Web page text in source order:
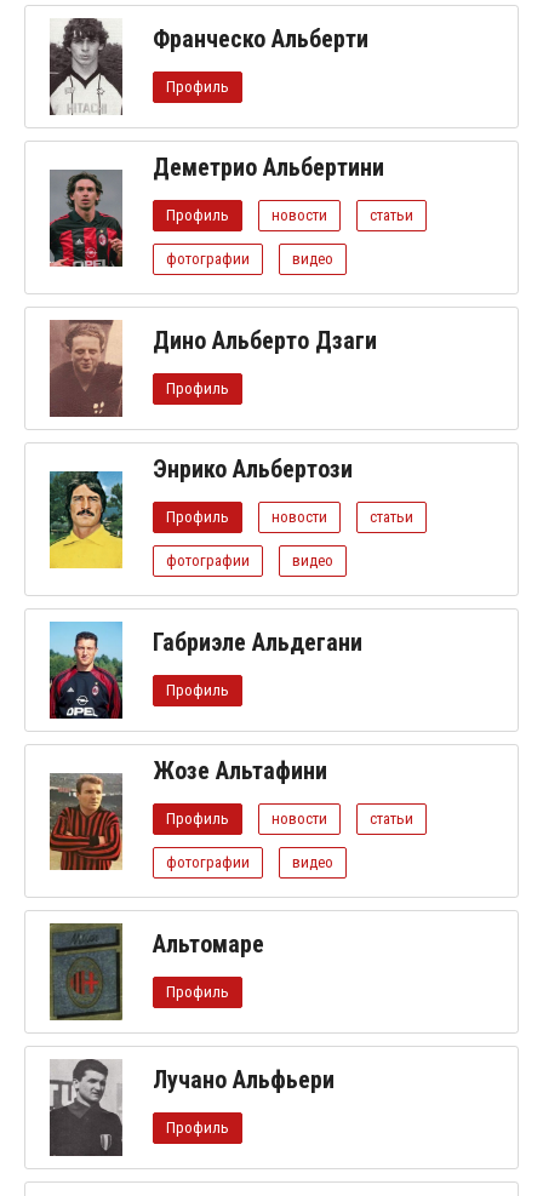
Франческо Альберти
Профиль
Деметрио Альбертини
Профиль новости статьи
фотографии видео
Дино Альберто Дзаги
Профиль
Энрико Альбертози
Профиль новости статьи
фотографии видео
Габриэле Альдегани
Профиль
Жозе Альтафини
Профиль новости статьи
фотографии видео
Альтомаре
Профиль
Лучано Альфьери
Профиль